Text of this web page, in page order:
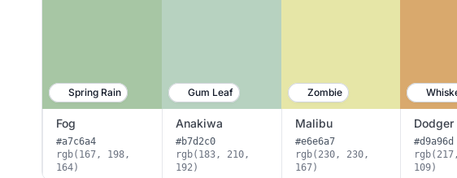
Spring Rain Gum Leaf Zombie
Fog
#a7c6a4
rgb(167, 198,
164)
Anakiwa
#b7d2c0
rgb(183, 210,
192)
Malibu
#e6e6a7
rgb(230, 230,
167)
Dodger
#d9a96d
109)